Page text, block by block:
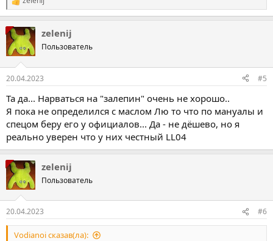
Р
е
а
к
ц
і
zelenij
Пользователь
20.04.2023 #5
Та да... Нарваться на "залепин" очень не хорошо..
Я пока не определился с маслом Лю то что по мануалы и
спецом беру его у официалов... Да - не дёшево, но я
реально уверен что у них честный LL04
zelenij
Пользователь
20.04.2023 #6
Vodianoi сказав(ла):